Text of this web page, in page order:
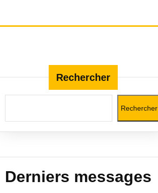
Rechercher
Rechercher
Derniers messages